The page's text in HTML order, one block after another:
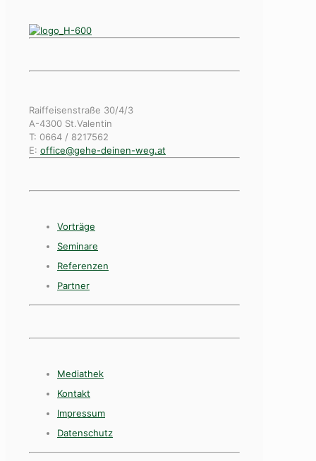
Raiffeisenstraße 30/4/3
A-4300 St.Valentin
T: 0664 / 8217562
E: office@gehe-deinen-weg.at
Vorträge
Seminare
Referenzen
Partner
Mediathek
Kontakt
Impressum
Datenschutz